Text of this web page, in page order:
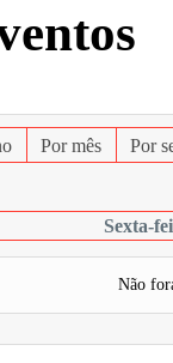
Por mês Por
Sexta-
Não